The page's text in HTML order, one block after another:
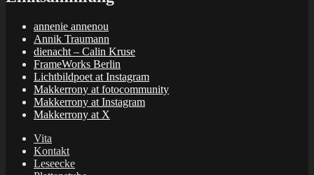
annenie annenou
Annik Traumann
dienacht – Calin Kruse
FrameWorks Berlin
Lichtbildpoet at Instagram
Makkerrony at fotocommunity
Makkerrony at Instagram
Makkerrony at X
Vita
Kontakt
Leseecke